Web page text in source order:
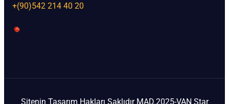
+(90)542 214 40 20
Sitenin Tasarım Hakları Saklıdır MAD.2025-VAN Star